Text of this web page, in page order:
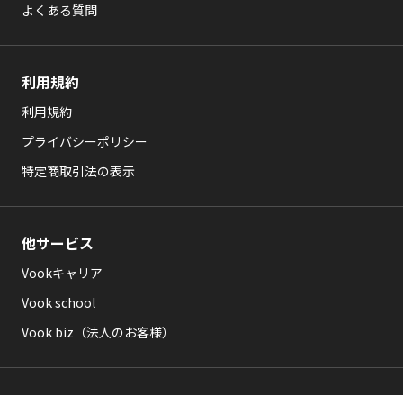
よくある質問
利用規約
利用規約
プライバシーポリシー
特定商取引法の表示
他サービス
Vookキャリア
Vook school
Vook biz（法人のお客様）